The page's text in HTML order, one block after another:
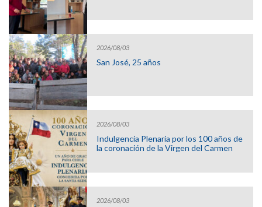
2026/08/03
San José, 25 años
2026/08/03
Indulgencia Plenaria por los 100 años de
la coronación de la Virgen del Carmen
2026/08/03